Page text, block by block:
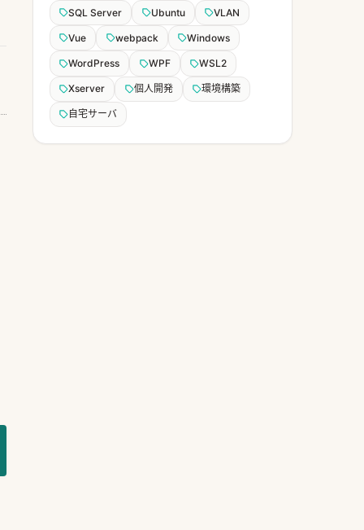
SQL Server Ubuntu VLAN
Vue webpack Windows
WordPress WPF WSL2
Xserver 個人開発 環境構築
自宅サーバ